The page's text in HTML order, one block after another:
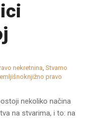
nekretnina, Stvarno
pravo
nekoliko načina
na stvarima, i to: na